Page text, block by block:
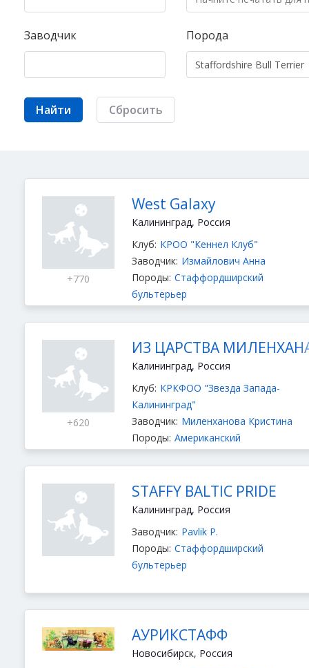
Заводчик Порода
Найти Сбросить
+770
West Galaxy
Калининград, Россия
Клуб: КРОО "Кеннел Клуб"
Заводчик: Измайлович Анна
Породы: Стаффордширский
бультерьер
+620
ИЗ ЦАРСТВА
Калининград, Россия
Клуб: КРКФОО "Звезда Запада-
Калининград"
Заводчик: Миленханова Кристина
Породы: Американский
Стаффордширский бультерьер
STAFFY BALTIC PRIDE
Калининград, Россия
Заводчик: Pavlik P.
Породы: Стаффордширский
бультерьер
АУРИКСТАФФ
Новосибирск, Россия